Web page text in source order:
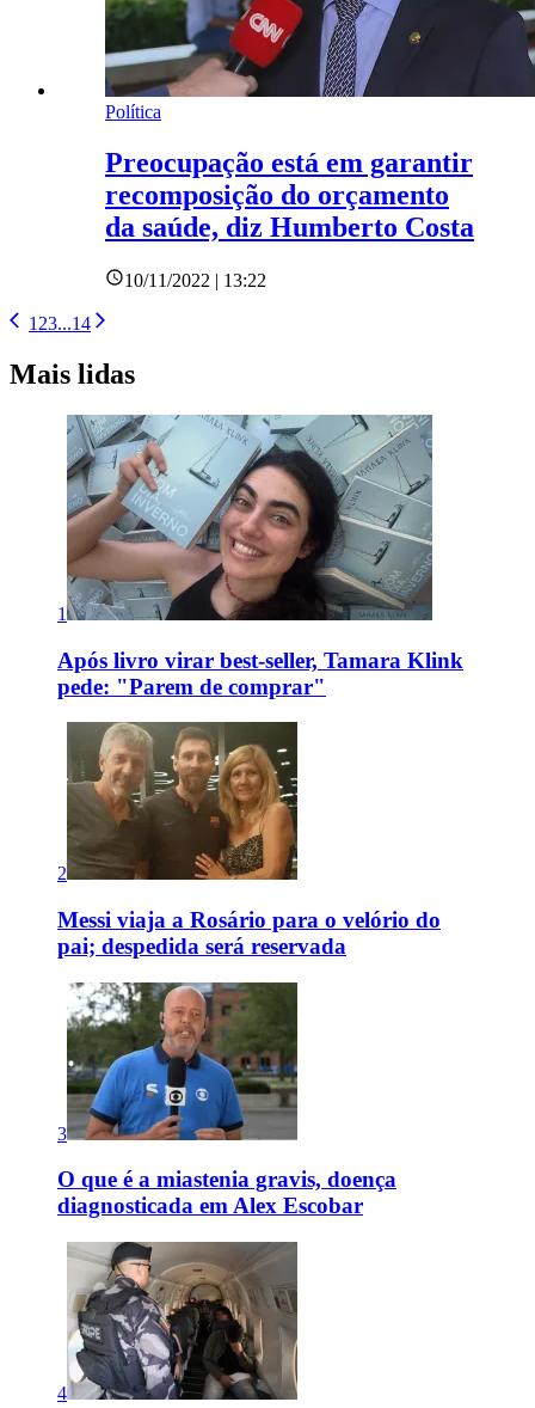
Política
Preocupação está em garantir
recomposição do orçamento
da saúde, diz Humberto Costa
10/11/2022 | 13:22
1 23...14
Mais lidas
1
Após livro virar best-seller, Tamara Klink
pede: "Parem de comprar"
2
Messi viaja a Rosário para o velório do
pai; despedida será reservada
3
O que é a miastenia gravis, doença
diagnosticada em Alex Escobar
4